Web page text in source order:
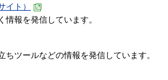
ト）
報を発信しています。
ツールなどの情報を発信しています。